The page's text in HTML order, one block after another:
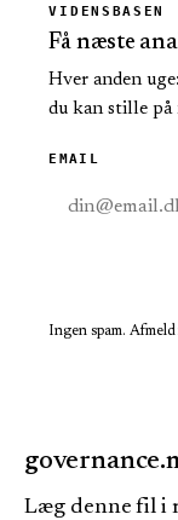
VIDENSBASEN
Få næste
Hver anden
du kan stille på
EMAIL
Ingen spam.
Læg denne fil i